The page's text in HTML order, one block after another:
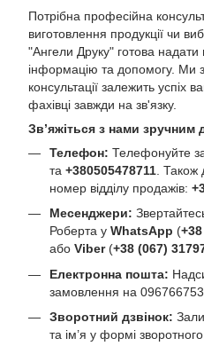
Потрібна професійна
виготовлення продукції чи
"Ангели Друку" готова
інформацію та допомогу. Ми
консультації залежить успіх
фахівці завжди на зв'язку.
Зв’яжіться з нами
Телефон: Телефонуйте
та +380505478711 .
номер відділу продажів:
Месенджери:
Роберта у WhatsApp (
або Viber(+38 (067)
Електронна пошта:
замовлення на
Зворотний дзвінок:
та ім’я у формі